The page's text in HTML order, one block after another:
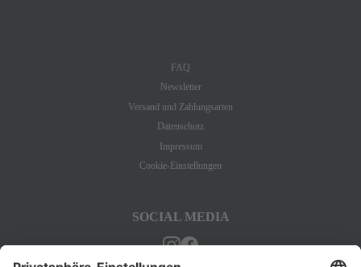
FAQ
Newsletter
Versand und Zahlungsarten
Datenschutz
Impressum
Cookie-Einstellungen
SOCIAL MEDIA